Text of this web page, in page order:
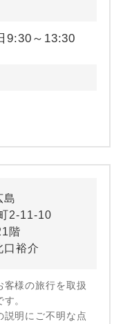
9:30～13:30
島
2-11-10
階
口裕介
様の旅行を取扱
。
説明にご不明な点